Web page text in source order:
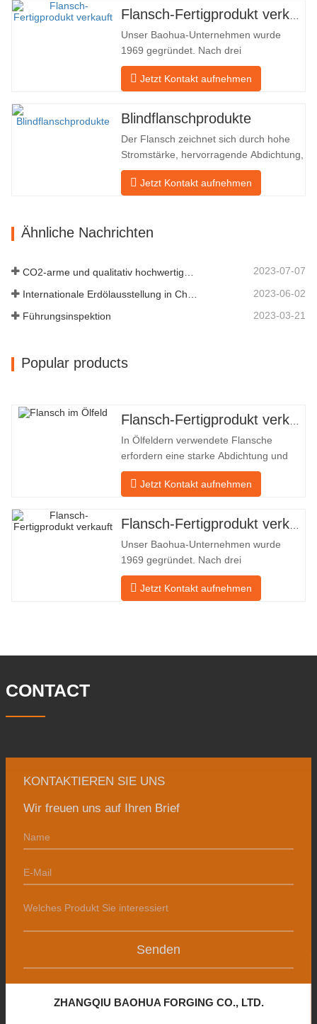
indirekt ins Ausland – nach Deutschland
und Russland. Da die inländische
Industrie nicht ideal ist, möchten wir…
Flansch-Fertigprodukt verkauft
Unser Baohua-Unternehmen wurde
1969 gegründet. Nach drei
Generationen harter Arbeit umfasst es
nun eine Fläche von 50.000 ㎡ und
25.000 ㎡. Es gibt 260 Mitarbeiter und
46 Ingenieure. Die jährliche Produktion
von Schmiedestücken beträgt 30.000
Tonnen. Hauptsächlich…
Jetzt Kontakt aufnehmen
Blindflanschprodukte
Der Flansch zeichnet sich durch hohe
Stromstärke, hervorragende Abdichtung,
praktische Wartung, robuste
Anpassungsfähigkeit und
Faktor im Rohrleitungssystem macht.
Jetzt Kontakt aufnehmen
Ähnliche Nachrichten
2023-07-07
2023-06-02
Führungsinspektion 2023-03-21
Popular products
Flansch-Fertigprodukt verkauft
In Ölfeldern verwendete Flansche
erfordern eine starke Abdichtung und
hohe Qualität. Unser Unternehmen in
Baohua verarbeitet seit vielen Jahren
indirekt ins Ausland – nach Deutschland
und Russland. Da die inländische
Industrie nicht ideal ist, möchten wir
Jetzt Kontakt aufnehmen
Flansch-Fertigprodukt verkauft
Unser Baohua-Unternehmen wurde
1969 gegründet. Nach drei
Generationen harter Arbeit umfasst es
nun eine Fläche von 50.000 ㎡ und
von Schmiedestücken beträgt 30.000
Jetzt Kontakt aufnehmen
CONTACT
KONTAKTIEREN SIE UNS
Wir freuen uns auf Ihren Brief
Senden
ZHANGQIU BAOHUA FORGING CO., LTD.